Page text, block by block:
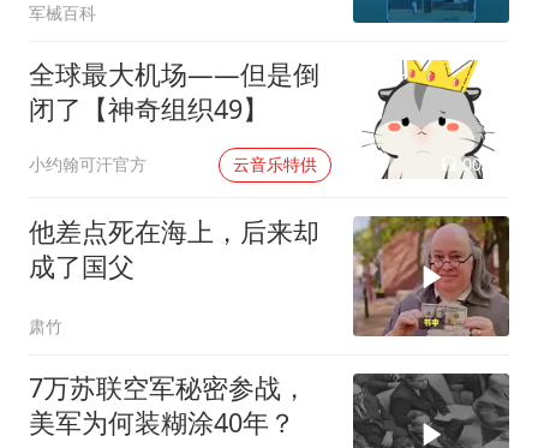
军械百科
全球最大机场——但是倒
闭了【神奇组织49】
小约翰可汗官方 云音乐特供 00:02
他差点死在海上，后来却
成了国父
肃竹
7万苏联空军秘密参战，
美军为何装糊涂40年？